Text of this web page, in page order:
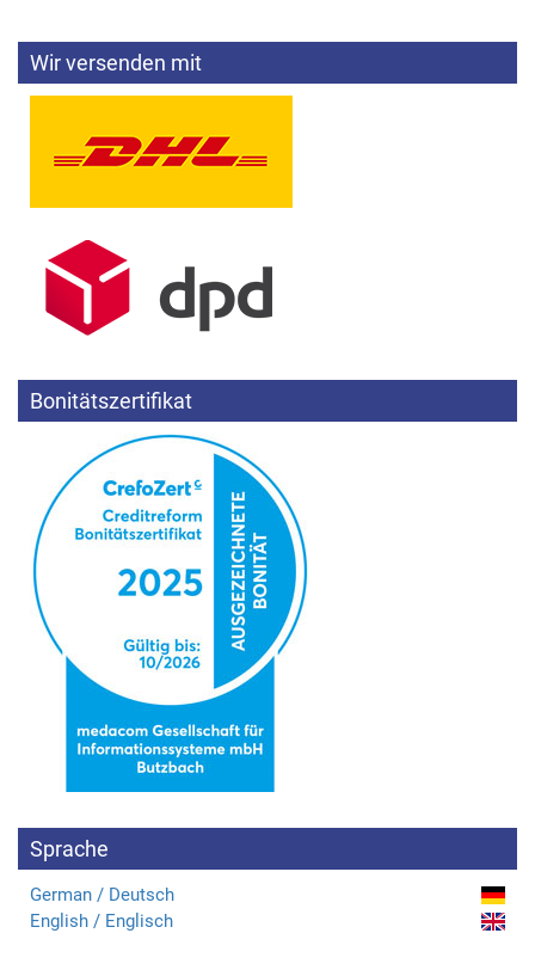
Wir versenden mit
Bonitätszertifikat
Sprache
German / Deutsch
English / Englisch